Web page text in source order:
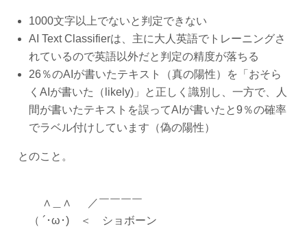
1000文字以上でないと判定できない
AI Text Classifierは、主に大人英語でトレーニングさ
れているので英語以外だと判定の精度が落ちる
26％のAIが書いたテキスト（真の陽性）を「おそら
くAIが書いた（likely)」と正しく識別し、一方で、人
間が書いたテキストを誤ってAIが書いたと9％の確率
でラベル付けしています（偽の陽性）
とのこと。
∧＿∧ ／￣￣￣￣
（ ´･ω･) ＜ ショボーン